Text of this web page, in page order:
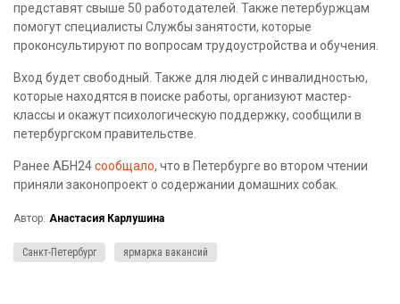
представят свыше 50 работодателей. Также петербуржцам
помогут специалисты Службы занятости, которые
проконсультируют по вопросам трудоустройства и обучения.
Вход будет свободный. Также для людей с инвалидностью,
которые находятся в поиске работы, организуют мастер-
классы и окажут психологическую поддержку, сообщили в
петербургском правительстве.
Ранее АБН24сообщало, что в Петербурге во втором чтении
приняли законопроект о содержании домашних собак.
Автор: Анастасия Карлушина
Санкт-Петербург ярмарка вакансий